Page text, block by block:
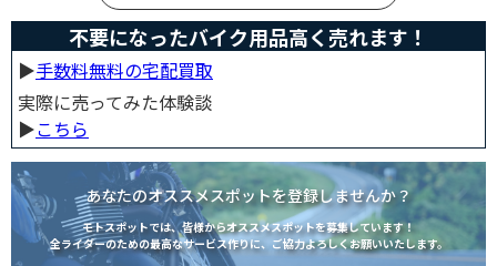
不要になったバイク用品高く売れます！
▶︎手数料無料の宅配買取
実際に売ってみた体験談
▶︎こちら
あなたのオススメスポットを登録しませんか？
モトスポットでは、皆様からオススメスポットを募集しています！
全ライダーのための最高なサービス作りに、ご協力よろしくお願いいたします。